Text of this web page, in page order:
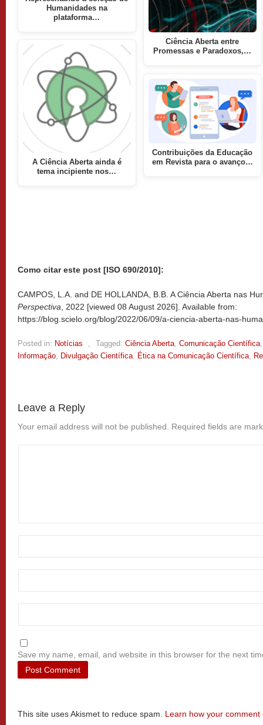
Humanidades na
plataforma…
A Ciência Aberta ainda é
tema incipiente nos…
Ciência Aberta entre
Promessas e Paradoxos,…
Contribuições da Educação
em Revista para o avanço…
Como citar este post [ISO 690/2010]:
CAMPOS, L.A. and DE HOLLANDA, B.B. A Ciência Aberta nas
Perspectiva , 2022 [viewed 08 August 2026]. Available from:
https://blog.scielo.org/blog/2022/06/09/a-ciencia-aberta-nas-
Posted in: Notícias Tagged: Ciência Aberta Comunicação Científica
Informação
Divulgação Científica Ética na Comunicação Científica
Leave a Reply
Your email address will not be published. Required fields are
Save my name, email, and website in this browser for the next
This site uses Akismet to reduce spam. Learn how your